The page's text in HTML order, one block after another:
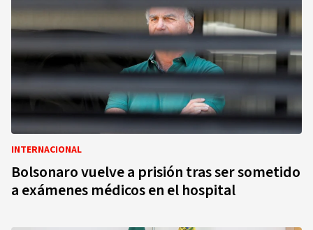
INTERNACIONAL
Bolsonaro vuelve a prisión tras ser sometido
a exámenes médicos en el hospital